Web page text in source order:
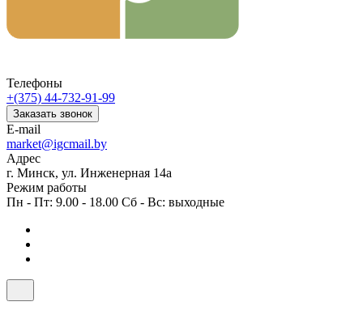
Телефоны
+(375) 44-732-91-99
Заказать звонок
E-mail
market@igcmail.by
Адрес
г. Минск, ул. Инженерная 14а
Режим работы
Пн - Пт: 9.00 - 18.00 Сб - Вс: выходные